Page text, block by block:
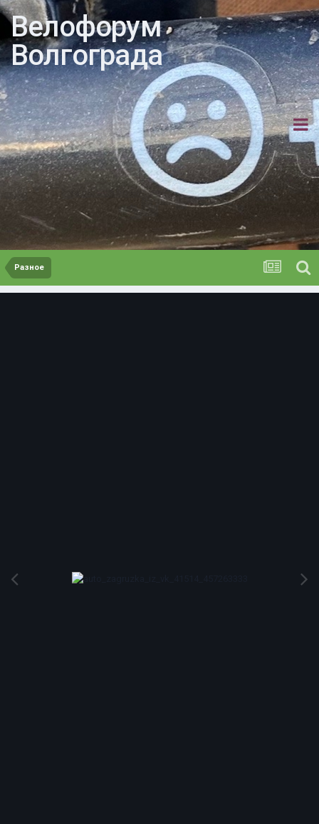
Велофорум
Волгограда
Разное